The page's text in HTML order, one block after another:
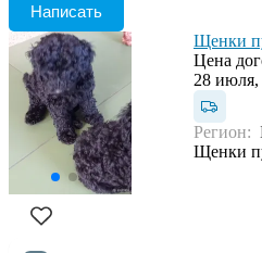
Написать
Щенки
Цена
28 июля,
Регион:
Щенки